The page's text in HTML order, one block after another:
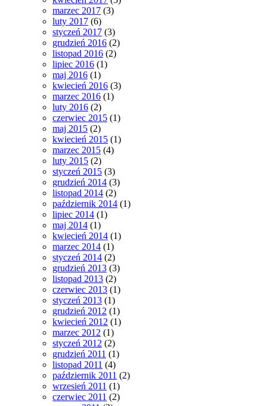
marzec 2017 (3)
luty 2017 (6)
styczeń 2017 (3)
grudzień 2016 (2)
listopad 2016 (2)
lipiec 2016 (1)
maj 2016 (1)
kwiecień 2016 (3)
marzec 2016 (1)
luty 2016 (2)
czerwiec 2015 (1)
maj 2015 (2)
kwiecień 2015 (1)
marzec 2015 (4)
luty 2015 (2)
styczeń 2015 (3)
grudzień 2014 (3)
listopad 2014 (2)
październik 2014 (1)
lipiec 2014 (1)
maj 2014 (1)
kwiecień 2014 (1)
marzec 2014 (1)
styczeń 2014 (2)
grudzień 2013 (3)
listopad 2013 (2)
czerwiec 2013 (1)
styczeń 2013 (1)
grudzień 2012 (1)
kwiecień 2012 (1)
marzec 2012 (1)
styczeń 2012 (2)
grudzień 2011 (1)
listopad 2011 (4)
październik 2011 (2)
wrzesień 2011 (1)
czerwiec 2011 (2)